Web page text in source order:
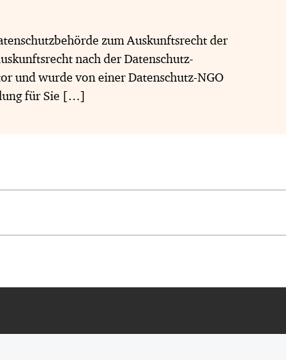
zum Auskunftsrecht der
nach der Datenschutz-
und wurde von einer Datenschutz-NGO
für Sie […]